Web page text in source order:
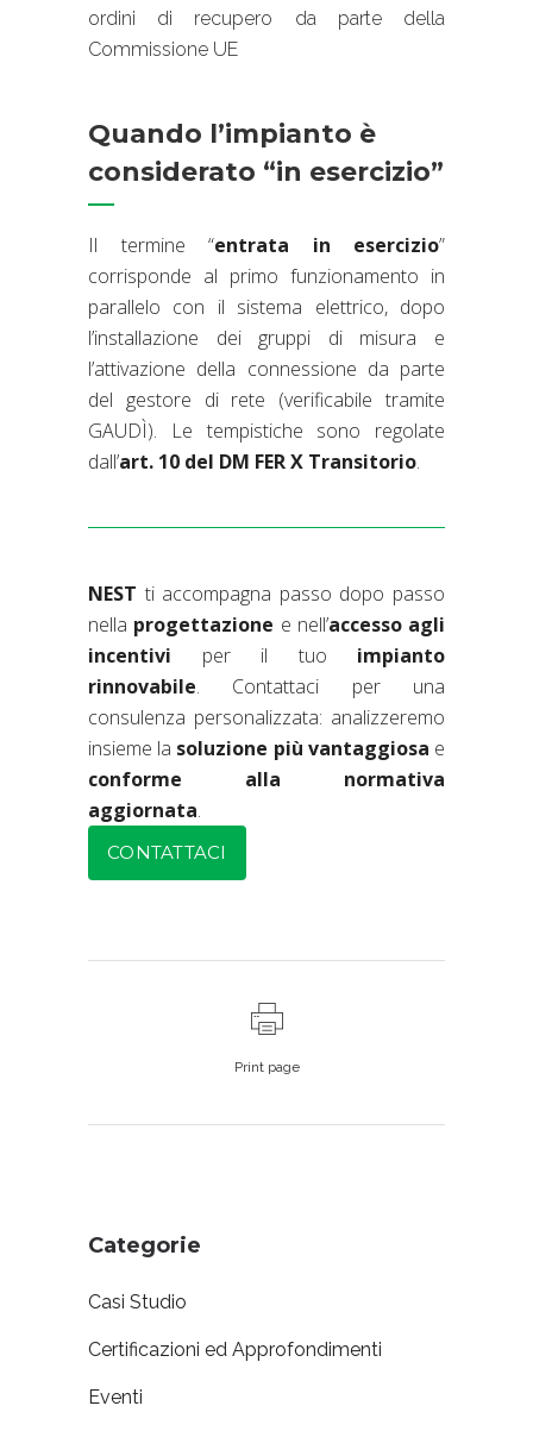
ordini di recupero da parte della
Commissione UE
Quando l’impianto è
considerato “in esercizio”
Il termine “entrata in esercizio”
corrisponde al primo funzionamento in
parallelo con il sistema elettrico, dopo
l’installazione dei gruppi di misura e
l’attivazione della connessione da parte
del gestore di rete (verificabile tramite
GAUDÌ). Le tempistiche sono regolate
dall’art. 10 del DM FER X Transitorio.
NEST ti accompagna passo dopo passo
nella progettazione e nell’accesso agli
incentivi per il tuo impianto
rinnovabile. Contattaci per una
consulenza personalizzata: analizzeremo
insieme la soluzione più vantaggiosa e
conforme alla normativa
aggiornata.
CONTATTACI
Print page
Categorie
Casi Studio
Certificazioni ed Approfondimenti
Eventi